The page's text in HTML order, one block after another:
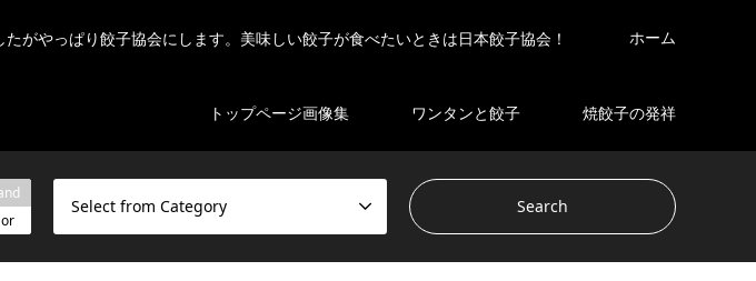
がやっぱり餃子協会にします。美味しい餃子が食べたいときは日本餃子協会！ ホーム
トップページ画像集 ワンタンと餃子 焼餃子の発祥
or
Select from Category